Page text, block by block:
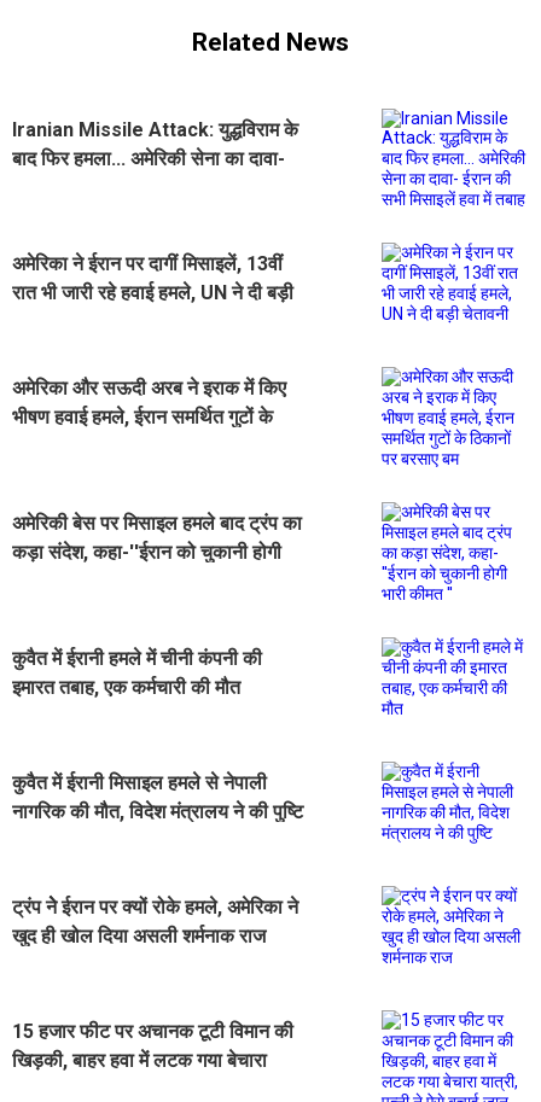
Related News
Iranian Missile Attack: युद्धविराम के
बाद फिर हमला... अमेरिकी सेना का दावा-
अमेरिका ने ईरान पर दागीं मिसाइलें, 13वीं
रात भी जारी रहे हवाई हमले, UN ने दी बड़ी
अमेरिका और सऊदी अरब ने इराक में किए
भीषण हवाई हमले, ईरान समर्थित गुटों के
अमेरिकी बेस पर मिसाइल हमले बाद ट्रंप का
कड़ा संदेश, कहा-''ईरान को चुकानी होगी
कुवैत में ईरानी हमले में चीनी कंपनी की
इमारत तबाह, एक कर्मचारी की मौत
कुवैत में ईरानी मिसाइल हमले से नेपाली
नागरिक की मौत, विदेश मंत्रालय ने की पुष्टि
ट्रंप नेे ईरान पर क्यों रोके हमले, अमेरिका ने
खुद ही खोल दिया असली शर्मनाक राज
15 हजार फीट पर अचानक टूटी विमान की
खिड़की, बाहर हवा में लटक गया बेचारा